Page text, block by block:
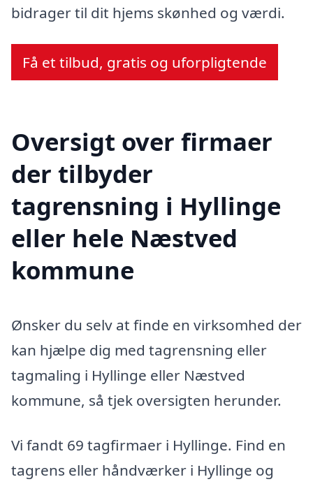
bidrager til dit hjems skønhed og værdi.
Få et tilbud, gratis og uforpligtende
Oversigt over firmaer
der tilbyder
tagrensning i Hyllinge
eller hele Næstved
kommune
Ønsker du selv at finde en virksomhed der
kan hjælpe dig med tagrensning eller
tagmaling i Hyllinge eller Næstved
kommune, så tjek oversigten herunder.
Vi fandt 69 tagfirmaer i Hyllinge. Find en
tagrens eller håndværker i Hyllinge og